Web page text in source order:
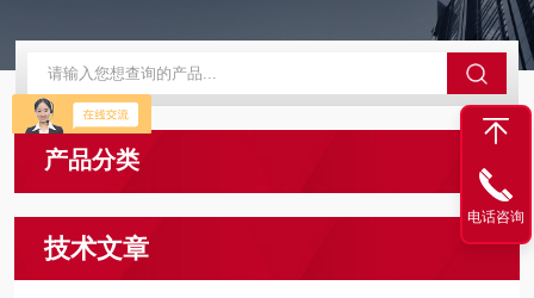
产品分类
技术文章
电话咨询